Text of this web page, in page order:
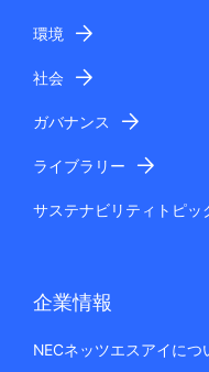
環境
社会
ガバナンス
ライブラリー
サステナビリティトピッ
企業情報
NECネッツエスアイにつ